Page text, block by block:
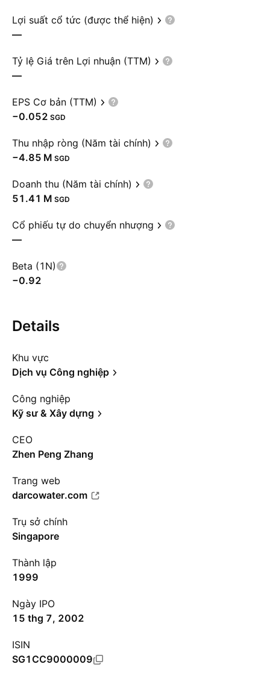
Lợi suất cổ tức (được thể hiện)
—
Tỷ lệ Giá trên Lợi nhuận (TTM)
—
EPS Cơ bản (TTM)
−0.052 SGD
Thu nhập ròng (Năm tài chính)
‪−4.85 M‬ SGD
Doanh thu (Năm tài chính)
‪51.41 M‬ SGD
Cổ phiếu tự do chuyển nhượng
—
Beta (1N)
−0.92
Details
Khu vực
Dịch vụ Công nghiệp
Công nghiệp
Kỹ sư & Xây dựng
CEO
Zhen Peng Zhang
Trang web
darcowater.com
Trụ sở chính
Singapore
Thành lập
1999
Ngày IPO
15 thg 7, 2002
ISIN
SG1CC9000009